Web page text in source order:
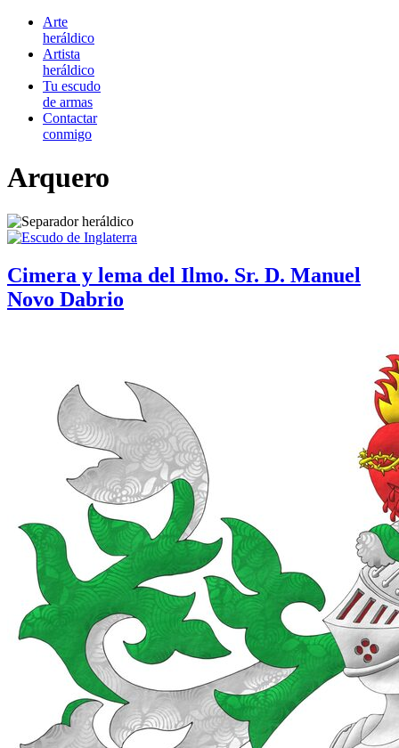
Arte
heráldico
Artista
heráldico
Tu escudo
de armas
Contactar
conmigo
Arquero
Cimera y lema del Ilmo. Sr. D. Manuel
Novo Dabrio